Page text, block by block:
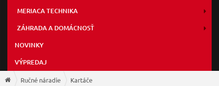
MERIACA TECHNIKA
ZÁHRADA A DOMÁCNOSŤ
NOVINKY
VÝPREDAJ
Ručné náradie Kartáče